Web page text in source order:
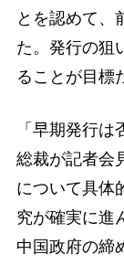
とを認めて、
た。発行の狙
ることが目標
「早期発行
総裁が記者会
について具体
究が確実に進
中国政府の締